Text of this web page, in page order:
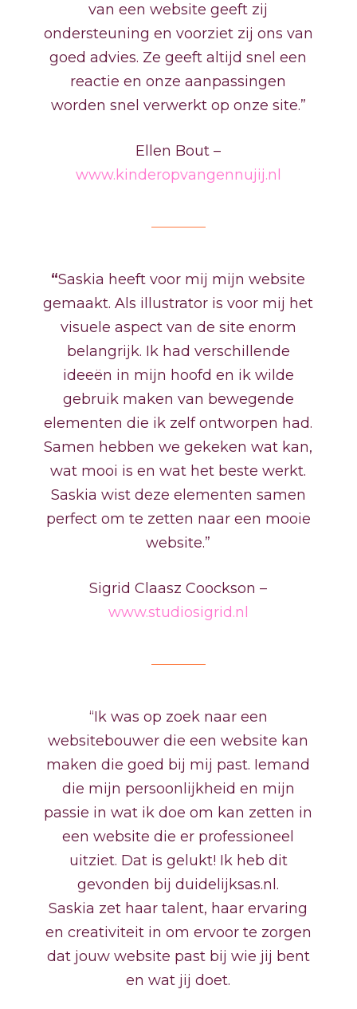
van een website geeft zij
ondersteuning en voorziet zij ons van
goed advies. Ze geeft altijd snel een
reactie en onze aanpassingen
worden snel verwerkt op onze site.”
Ellen Bout –
www.kinderopvangennujij.nl
“Saskia heeft voor mij mijn website
gemaakt. Als illustrator is voor mij het
visuele aspect van de site enorm
belangrijk. Ik had verschillende
ideeën in mijn hoofd en ik wilde
gebruik maken van bewegende
elementen die ik zelf ontworpen had.
Samen hebben we gekeken wat kan,
wat mooi is en wat het beste werkt.
Saskia wist deze elementen samen
perfect om te zetten naar een mooie
website.”
Sigrid Claasz Coockson –
www.studiosigrid.nl
“Ik was op zoek naar een
websitebouwer die een website kan
maken die goed bij mij past. Iemand
die mijn persoonlijkheid en mijn
passie in wat ik doe om kan zetten in
een website die er professioneel
uitziet. Dat is gelukt! Ik heb dit
gevonden bij duidelijksas.nl.
Saskia zet haar talent, haar ervaring
en creativiteit in om ervoor te zorgen
dat jouw website past bij wie jij bent
en wat jij doet.